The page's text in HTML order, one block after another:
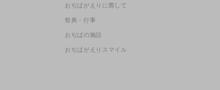
おぢばがえりに際して
祭典・行事
おぢばの施設
おぢばがえりスマイル